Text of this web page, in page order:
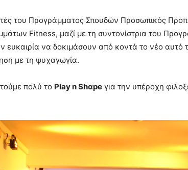
του Προγράμματος Σπουδών Προσωπικός
Fitness, μαζί με τη συντονίστρια του
ευκαιρία να δοκιμάσουν από κοντά το νέο
με τη ψυχαγωγία.
πολύ το Play n Shαpe για την υπέροχη